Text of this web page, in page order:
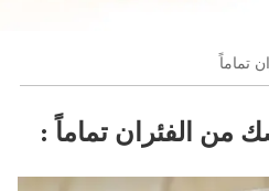
تماماً
من الفئران تماماً :